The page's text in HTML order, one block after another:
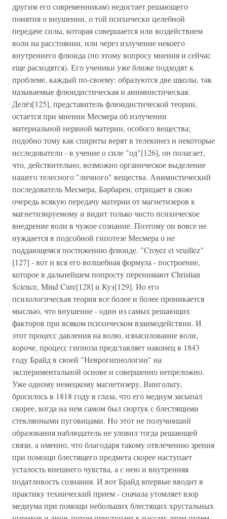
другим его современникам) недостает решающего
понятия о внушении, о той психически целебной
передаче силы, которая совершается или воздействием
воли на расстоянии, или через излучение некоего
внутреннего флюида (по этому вопросу мнения и сейчас
еще расходятся). Его ученики уже ближе подходят к
проблеме, каждый по-своему: образуются две школы, так
называемые флюидистическая и анимнистическая.
Делёз[125], представитель флюидистической теории,
остается при мнении Месмера об излучении
материальной нервной материи, особого вещества;
подобно тому как спириты верят в телекинез и некоторые
исследователи - в учение о силе "од"[126], он полагает,
что, действительно, возможно органическое выделение
нашего телесного "личного" вещества. Анимистический
последователь Месмера, Барбарен, отрицает в свою
очередь всякую передачу материи от магнетизеров к
магнетизируемому и видит только чисто психическое
внедрение воли в чужое сознание. Поэтому он вовсе не
нуждается в подсобной гипотезе Месмера о не
поддающемся постижению флюиде. "Croyez et veuillez"
[127] - вот и вся его волшебная формула - построение,
которое в дальнейшем попросту перенимают Christian
Science, Mind Cure[128] и Куэ[129]. Но его
психологическая теория все более и более проникается
мыслью, что внушение - один из самых решающих
факторов при всяком психическом взаимодействии. И
этот процесс давления на волю, изнасилование воли,
короче, процесс гипноза представляет наконец в 1843
году Брайд в своей "Неврогипнологии" на
экспериментальной основе и совершенно непреложно.
Уже одному немецкому магнетизеру, Вингольту,
бросилось в 1818 году в глаза, что его медиум засыпал
скорее, когда на нем самом был сюртук с блестящими
стеклянными пуговицами. Но этот не получивший
образования наблюдатель не уловил тогда решающей
связи, а именно, что благодаря такому отвлечению зрения
при помощи блестящего предмета скорее наступает
усталость внешнего чувства, а с нею и внутренняя
податливость сознания. И вот Брайд впервые вводит в
практику технический прием - сначала утомляет взор
медиума при помощи небольших блестящих хрустальных